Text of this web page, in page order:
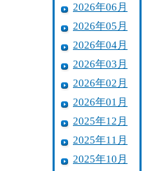
2026年06月
2026年05月
2026年04月
2026年03月
2026年02月
2026年01月
2025年12月
2025年11月
2025年10月